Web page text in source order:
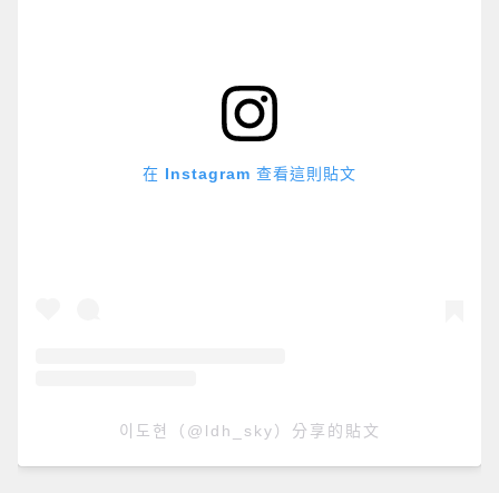
在 Instagram 查看這則貼文
이도현（@ldh_sky）分享的貼文